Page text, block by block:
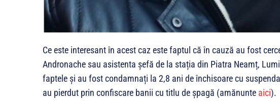
Ce este interesant în acest caz este faptul că în cauză au fost
Andronache sau asistenta șefă de la stația din Piatra Neamț,
faptele și au fost condamnați la 2,8 ani de închisoare cu
au pierdut prin confiscare banii cu titlu de șpagă (amănunte aici).